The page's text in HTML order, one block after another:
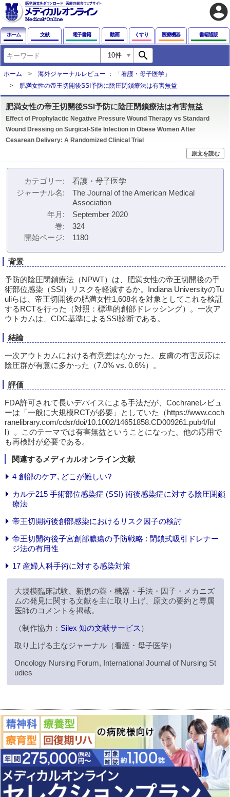
account_circle
ホーム 文献 電子書籍 動画 くすり 医療機器 書籍通販
search
ホーム
海外ジャーナルレビュー ： 「看護・母子医学」
肥満女性の帝王切開後SSI予防に陰圧閉鎖療法は有害無益
肥満女性の帝王切開後SSI予防に陰圧閉鎖療法は有害無益
Effect of Prophylactic Negative Pressure Wound Therapy vs Standard
Wound Dressing on Surgical-Site Infection in Obese Women After
Cesarean Delivery: A Randomized Clinical Trial
原文を読む
カテゴリー
看護・母子医学
ジャーナル名
The Journal of the American Medical
Association
年月
September 2020
巻
324
開始ページ
1180
背景
予防的陰圧閉鎖療法（NPWT）は、肥満女性の帝王切開後の手
術部位感染（SSI）リスクを軽減するか。Indiana UniversityのTu
uliらは、帝王切開後の肥満女性1,608名を対象としてこれを検証
するRCTを行った（対照：標準的創部ドレッシング）。一次ア
ウトカムは、CDC基準によるSSI診断である。
結論
一次アウトカムにおける有意差はなかった。皮膚の有害反応は
陰圧群が有意に多かった（7.0% vs. 0.6%）。
評価
FDA許可されて長いデバイスによる手法だが、Cochraneレビュ
ーは「一般に大規模RCTが必要」としていた（https://www.coch
ranelibrary.com/cdsr/doi/10.1002/14651858.CD009261.pub4/ful
l）。このテーマでは有害無益ということになった。他の応用で
も再検討が必要である。
関連するメディカルオンライン文献
4 創部のケア, どこが難しい?
カルテ215 手術部位感染症 (SSI) 術後感染症に対する陰圧閉鎖
療法
帝王切開術後創部感染におけるリスク因子の検討
帝王切開術後子宮創部膿瘍の予防戦略 : 閉鎖式吸引ドレナー
ジ法の有用性
17 産婦人科手術に対する感染対策
大規模臨床試験、新規の薬・機器・手法・因子・メカニズ
ムの発見に関する文献を主に取り上げ、原文の要約と専属
医師のコメントを掲載。
（制作協力： Silex 知の文献サービス ）
取り上げる主なジャーナル（看護・母子医学）
Oncology Nursing Forum, International Journal of Nursing St
udies